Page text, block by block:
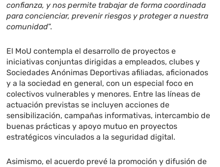
confianza, y nos permite trabajar de forma coordinada
para concienciar, prevenir riesgos y proteger a nuestra
comunidad”.
El MoU contempla el desarrollo de proyectos e
iniciativas conjuntas dirigidas a empleados, clubes y
Sociedades Anónimas Deportivas afiliadas, aficionados
y a la sociedad en general, con un especial foco en
colectivos vulnerables y menores. Entre las líneas de
actuación previstas se incluyen acciones de
sensibilización, campañas informativas, intercambio de
buenas prácticas y apoyo mutuo en proyectos
estratégicos vinculados a la seguridad digital.
Asimismo, el acuerdo prevé la promoción y difusión de